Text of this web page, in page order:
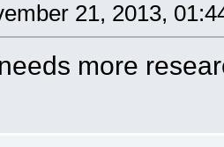
21, 2013,
more